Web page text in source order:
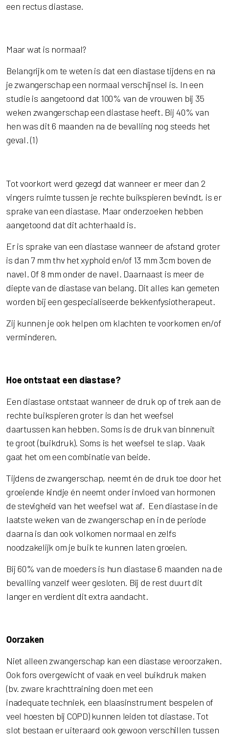
een rectus diastase.
Maar wat is normaal?
Belangrijk om te weten is dat een diastase tijdens en na
je zwangerschap een normaal verschijnsel is. In een
studie is aangetoond dat 100% van de vrouwen bij 35
weken zwangerschap een diastase heeft. Bij 40% van
hen was dit 6 maanden na de bevalling nog steeds het
geval. (1)
Tot voorkort werd gezegd dat wanneer er meer dan 2
vingers ruimte tussen je rechte buikspieren bevindt, is er
sprake van een diastase. Maar onderzoeken hebben
aangetoond dat dit achterhaald is.
Er is sprake van een diastase wanneer de afstand groter
is dan 7 mm thv het xyphoid en/of 13 mm 3cm boven de
navel. Of 8 mm onder de navel. Daarnaast is meer de
diepte van de diastase van belang. Dit alles kan gemeten
worden bij een gespecialiseerde bekkenfysiotherapeut.
Zij kunnen je ook helpen om klachten te voorkomen en/of
verminderen.
Hoe ontstaat een diastase?
Een diastase ontstaat wanneer de druk op of trek aan de
rechte buikspieren groter is dan het weefsel
daartussen kan hebben. Soms is de druk van binnenuit
te groot (buikdruk). Soms is het weefsel te slap. Vaak
gaat het om een combinatie van beide.
Tijdens de zwangerschap, neemt én de druk toe door het
groeiende kindje én neemt onder invloed van hormonen
de stevigheid van het weefsel wat af. Een diastase in de
laatste weken van de zwangerschap en in de periode
daarna is dan ook volkomen normaal en zelfs
noodzakelijk om je buik te kunnen laten groeien.
Bij 60% van de moeders is hun diastase 6 maanden na de
bevalling vanzelf weer gesloten. Bij de rest duurt dit
langer en verdient dit extra aandacht.
Oorzaken
Niet alleen zwangerschap kan een diastase veroorzaken.
Ook fors overgewicht of vaak en veel buikdruk maken
(bv. zware krachttraining doen met een
inadequate techniek, een blaasinstrument bespelen of
veel hoesten bij COPD) kunnen leiden tot diastase. Tot
slot bestaan er uiteraard ook gewoon verschillen tussen